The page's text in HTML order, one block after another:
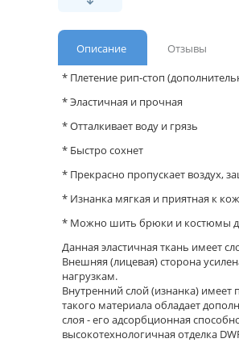
Описание
Отзывы
* Плетение рип-стоп
* Эластичная и прочная
* Отталкивает воду и грязь
* Быстро сохнет
* Прекрасно пропускает воздух,
* Изнанка мягкая и приятная к
* Можно шить брюки и костюмы
Данная эластичная ткань имеет
Внешняя (лицевая) сторона
нагрузкам.
Внутренний слой (изнанка) имеет
такого материала обладает
слоя - его адсорбционная
высокотехнологичная отделка